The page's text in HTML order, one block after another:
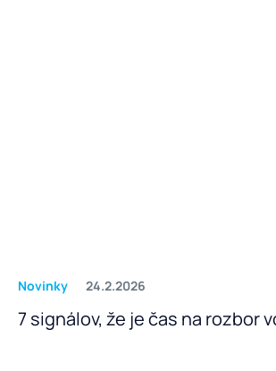
Novinky 24.2.2026
7 signálov, že je čas na rozbor